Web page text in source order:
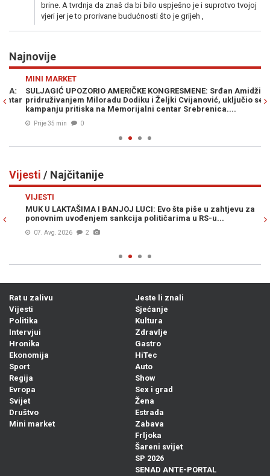
brine. A tvrdnja da znaš da bi bilo uspješno je i suprotvo tvojoj
vjeri jer je to prorivane budućnosti što je grijeh ,
Najnovije
MINI MARKET
SULJAGIĆ UPOZORIO AMERIČKE KONGRESMENE: Srđan Amidžić,
pridruživanjem Miloradu Dodiku i Željki Cvijanović, uključio se u
kampanju pritiska na Memorijalni centar Srebrenica....
Prije 35 min 0
Vijesti / Najčitanije
VIJESTI
MUK U LAKTAŠIMA I BANJOJ LUCI: Evo šta piše u zahtjevu za
ponovnim uvođenjem sankcija političarima u RS-u...
07. Avg. 2026 2
Rat u zalivu
Vijesti
Politika
Intervjui
Hronika
Ekonomija
Sport
Regija
Evropa
Svijet
Društvo
Mini market
Jeste li znali
Sjećanje
Kultura
Zdravlje
Gastro
HiTec
Auto
Show
Sex i grad
Žena
Estrada
Zabava
Frljoka
Šareni svijet
SP 2026
SENAD ANTE-PORTAL